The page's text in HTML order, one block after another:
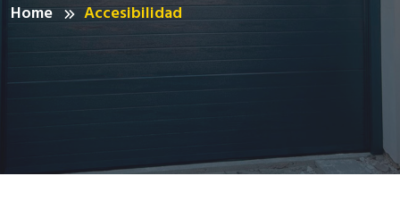
Home Accesibilidad